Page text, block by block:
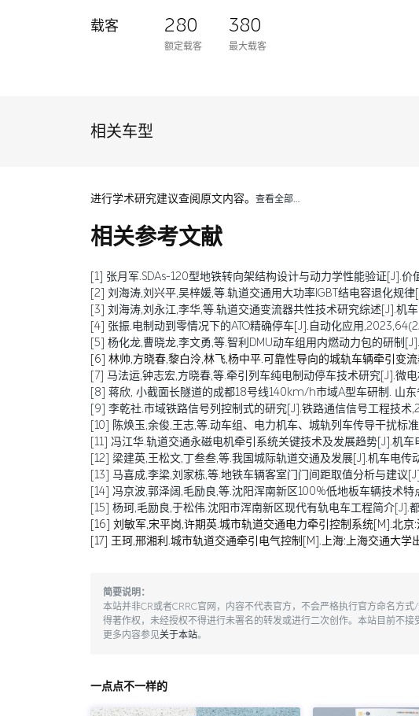
载客 280
额定载客
380
最大载客
相关车型
进行学术研究建议查阅原文内容。 查看全部…
相关参考文献
[1] 张月军.SDAs-120型地铁转向架结构设计与动力学性能验证[J].价
[2] 刘海涛,刘兴平,吴梓媛,等.轨道交通用大功率IGBT结电容退化规
[3] 刘海涛,刘永江,李华,等.轨道交通变流器共性技术研究综述[J].机
[4] 张振.电制动到零情况下的ATO精确停车[J].自动化应用
[5] 杨化龙,曹晓龙,李文勇,等.智利DMU动车组用内燃动力包的研制
[6] 林帅,方晓春,黎白泠,林飞,杨中平.可靠性导向的城轨车辆牵引变
[7] 马法运,钟志宏,方晓春,等.牵引列车纯电制动停车技术研究[J].微
[8] 蒋欣, 小截面长隧道的成都18号线140km/h市域A型车研制. 山
[9] 李乾社.市域铁路信号列控制式的研究[J].铁路通信信号工程技术
[10] 陈焕玉,余俊,王志,等.动车组、电力机车、城轨列车传导干扰标
[11] 冯江华.轨道交通永磁电机牵引系统关键技术及发展趋势[J].机车
[12] 梁建英,王松文,丁叁叁,等.我国城际轨道交通及发展[J].机车电传
[13] 马喜成,李梁,刘家栋,等.地铁车辆客室门门间距取值分析与建议
[14] 冯京波,郭泽阔,毛励良,等.沈阳浑南新区100%低地板车辆技术
[15] 杨珂,毛励良,于松伟.沈阳市浑南新区现代有轨电车工程简介[J].
[16] 刘敏军,宋平岗,许期英.城市轨道交通电力牵引控制系统[M].北京
[17] 王珂,邢湘利.城市轨道交通牵引电气控制[M].上海:上海交通大学
简要说明：
本站并非CR或者CRRC官网，内容不代表官方，不会严格执行官方命名方
得著作权，未经授权不得进行未署名的转发或进行二次创作。本站目前不
更多内容参见关于本站。
一点点不一样的